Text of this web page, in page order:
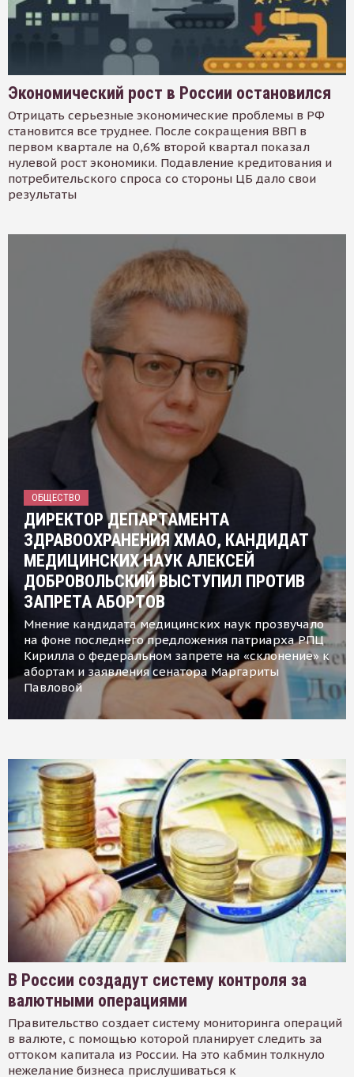
Экономический рост в России остановился
Отрицать серьезные экономические проблемы в РФ
становится все труднее. После сокращения ВВП в
первом квартале на 0,6% второй квартал показал
нулевой рост экономики. Подавление кредитования и
потребительского спроса со стороны ЦБ дало свои
результаты
ОБЩЕСТВО
ДИРЕКТОР ДЕПАРТАМЕНТА
ЗДРАВООХРАНЕНИЯ ХМАО, КАНДИДАТ
МЕДИЦИНСКИХ НАУК АЛЕКСЕЙ
ДОБРОВОЛЬСКИЙ ВЫСТУПИЛ ПРОТИВ
ЗАПРЕТА АБОРТОВ
Мнение кандидата медицинских наук прозвучало
на фоне последнего предложения патриарха РПЦ
Кирилла о федеральном запрете на «склонение» к
абортам и заявления сенатора Маргариты
Павловой
В России создадут систему контроля за
валютными операциями
Правительство создает систему мониторинга операций
в валюте, с помощью которой планирует следить за
оттоком капитала из России. На это кабмин толкнуло
нежелание бизнеса прислушиваться к